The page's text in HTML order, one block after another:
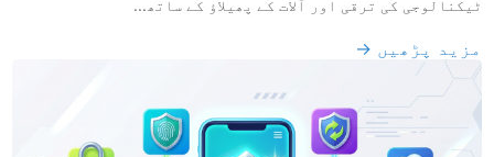
ٹیکنالوجی کی ترقی اور آلات کے پھیلاؤ کے ساتھ...
مزید پڑھیں →